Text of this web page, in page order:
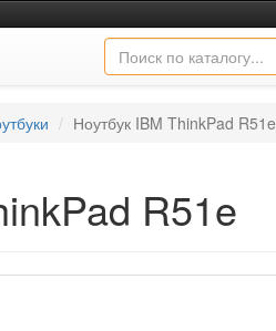
Ноутбук IBM ThinkPad R51e
R51e